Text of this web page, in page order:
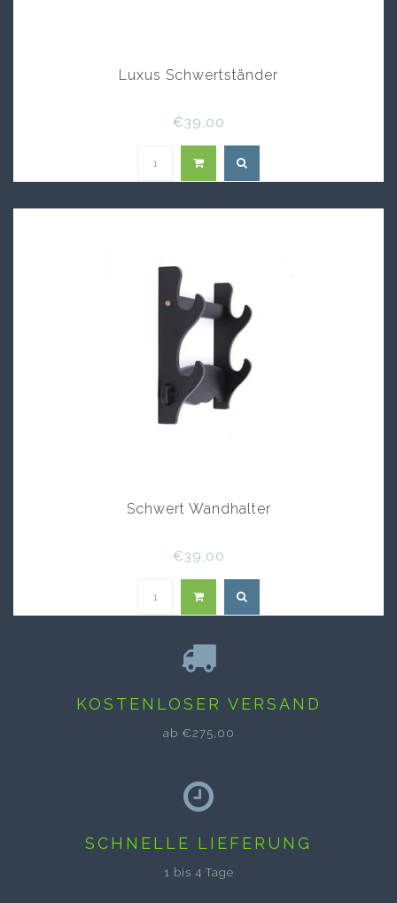
Luxus Schwertständer
€39,00
Schwert Wandhalter
€39,00
KOSTENLOSER VERSAND
ab €275,00
SCHNELLE LIEFERUNG
1 bis 4 Tage